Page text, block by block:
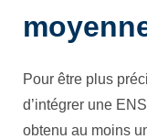
Pour être plus
d’intégrer une
obtenu au moins